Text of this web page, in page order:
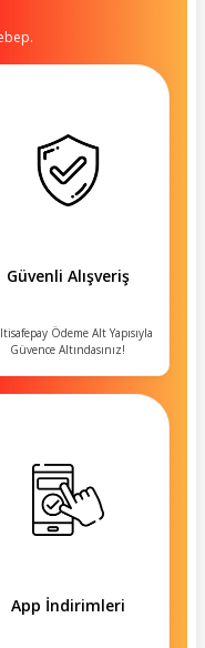
Güvenli Alışveriş
Ödeme Alt Yapısıyla
Güvence Altındasınız!
App İndirimleri